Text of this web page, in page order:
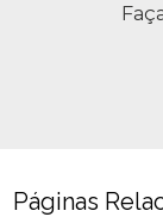
Páginas